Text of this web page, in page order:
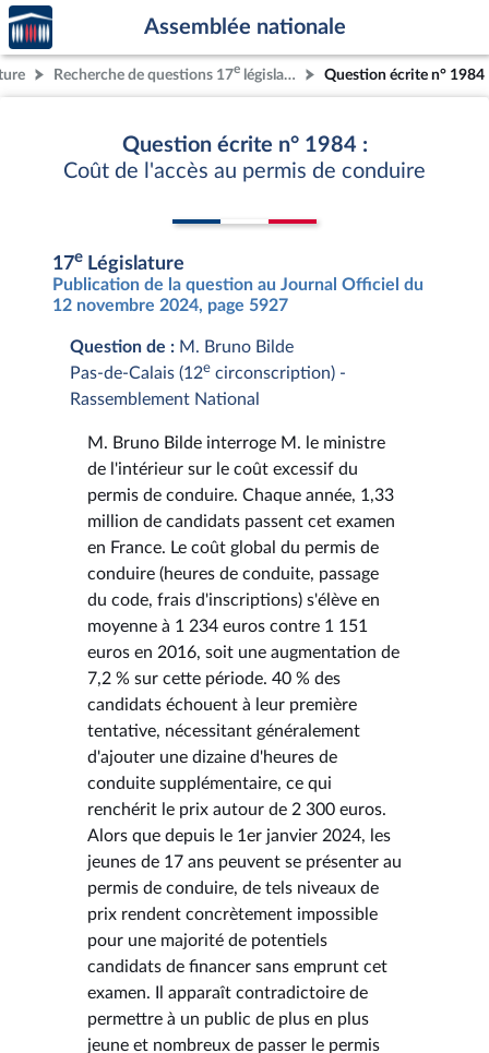
Aller au contenu
Aller en bas de la page
Accèder
à la
page
d'accueil
Assemblée nationale
Recherche de questions 17e législature Question écrite n° 1984
Question écrite n° 1984 :
Coût de l'accès au permis de conduire
17e Législature
Publication de la question au Journal Officiel du
12 novembre 2024, page 5927
Question de : M. Bruno Bilde
Pas-de-Calais (12e circonscription) -
Rassemblement National
M. Bruno Bilde interroge M. le ministre
de l'intérieur sur le coût excessif du
permis de conduire. Chaque année, 1,33
million de candidats passent cet examen
en France. Le coût global du permis de
conduire (heures de conduite, passage
du code, frais d'inscriptions) s'élève en
moyenne à 1 234 euros contre 1 151
euros en 2016, soit une augmentation de
7,2 % sur cette période. 40 % des
candidats échouent à leur première
tentative, nécessitant généralement
d'ajouter une dizaine d'heures de
conduite supplémentaire, ce qui
renchérit le prix autour de 2 300 euros.
Alors que depuis le 1er janvier 2024, les
jeunes de 17 ans peuvent se présenter au
permis de conduire, de tels niveaux de
prix rendent concrètement impossible
pour une majorité de potentiels
candidats de financer sans emprunt cet
examen. Il apparaît contradictoire de
permettre à un public de plus en plus
jeune et nombreux de passer le permis